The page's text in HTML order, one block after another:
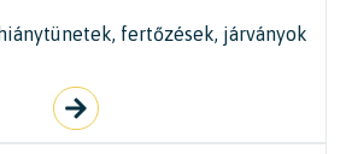
fertőzések, járványok